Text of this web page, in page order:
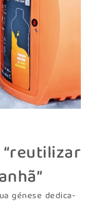
génese dedica-